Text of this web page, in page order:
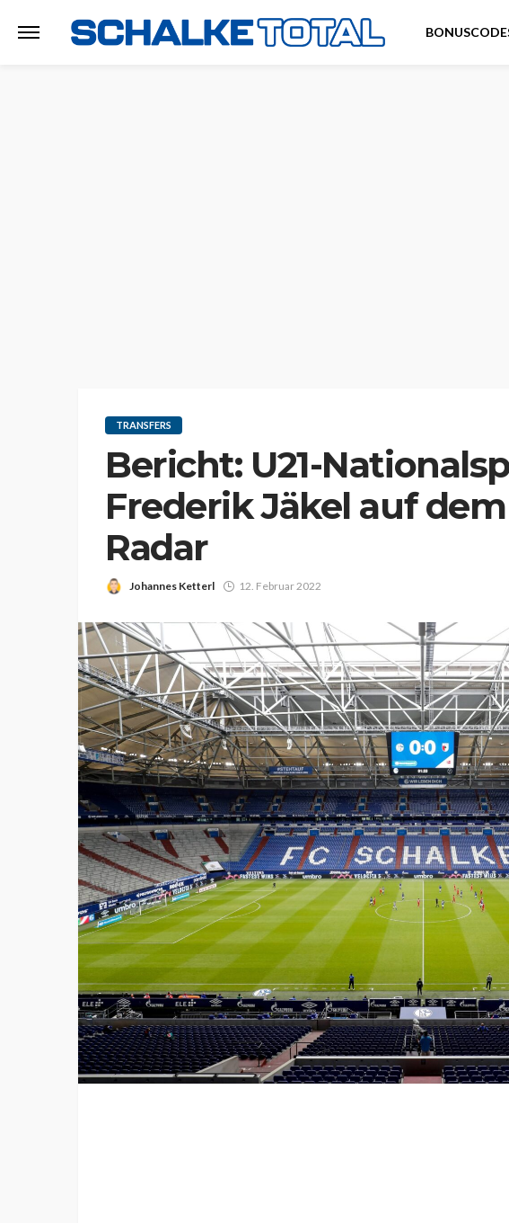
TRANSFERS
Bericht: U21-
Frederik Jäkel auf
Radar
Johannes Ketterl 12. Februar 2022